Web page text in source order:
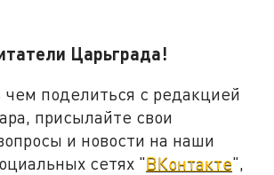
Царьграда!
чем поделиться с редакцией
присылайте свои
и новости на наши
сетях "ВКонтакте",